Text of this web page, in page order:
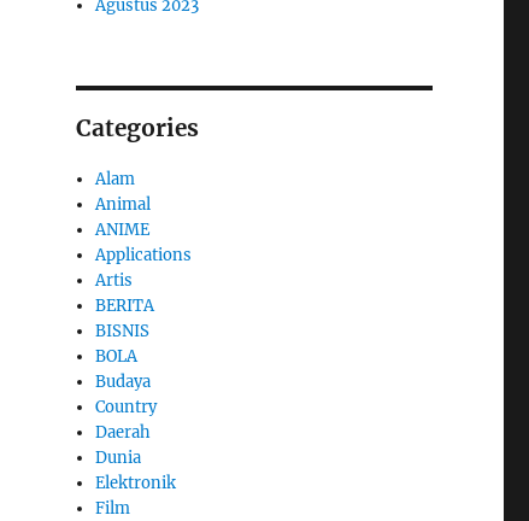
Agustus 2023
Categories
Alam
Animal
ANIME
Applications
Artis
BERITA
BISNIS
BOLA
Budaya
Country
Daerah
Dunia
Elektronik
Film